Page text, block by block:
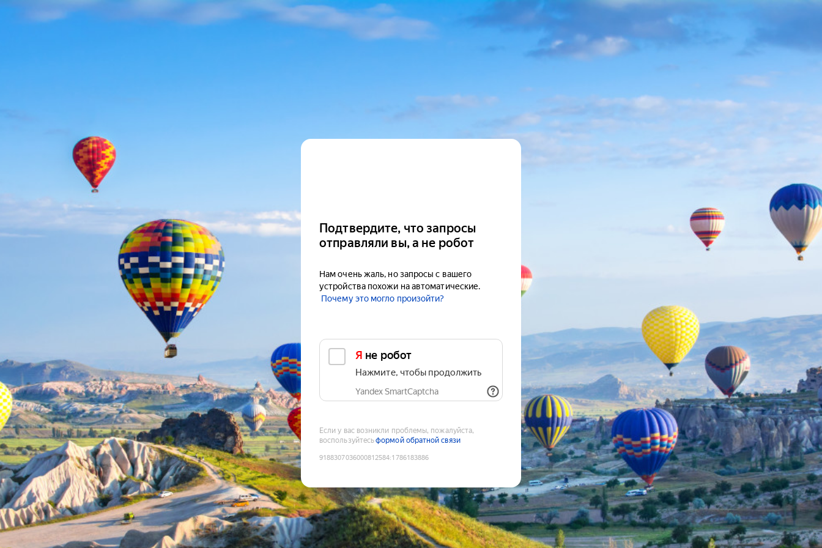
Подтвердите, что запросы
отправляли вы, а не робот
Нам очень жаль, но запросы с вашего
устройства похожи на автоматические.
Почему это могло произойти?
Я не робот
Нажмите, чтобы продолжить
Yandex SmartCaptcha
Если у вас возникли проблемы, пожалуйста,
воспользуйтесьформой обратной связи
9188307036000812584:1786183886